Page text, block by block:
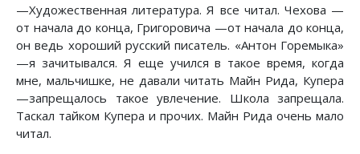
—Художественная литература. Я все читал. Чехова —
от начала до конца, Григоровича —от начала до конца,
он ведь хороший русский писатель. «Антон Горемыка»
—я зачитывался. Я еще учился в такое время, когда
мне, мальчишке, не давали читать Майн Рида, Купера
—запрещалось такое увлечение. Школа запрещала.
Таскал тайком Купера и прочих. Майн Рида очень мало
читал.